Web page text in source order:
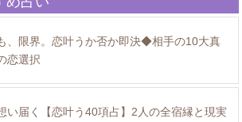
、限界。恋叶うか否か即決◆相手の10大真
恋選択
い届く【恋叶う40項占】2人の全宿縁と現実